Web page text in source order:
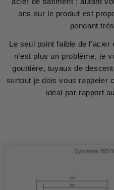
ans sur le produit est
pendant
Le seul point faible de
n’est plus un problème, je
gouttière, tuyaux de
surtout je dois vous rappeler
idéal par rapport